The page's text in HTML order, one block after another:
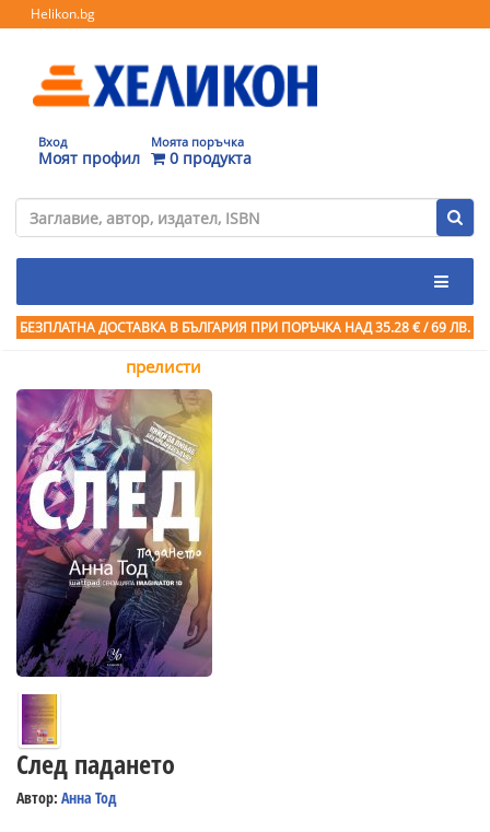
Helikon.bg
Вход
Моят профил
Моята поръчка
0 продукта
БЕЗПЛАТНА ДОСТАВКА В БЪЛГАРИЯ ПРИ ПОРЪЧКА НАД 35.28 € / 69 ЛВ.
прелисти
След падането
Автор: Анна Тод